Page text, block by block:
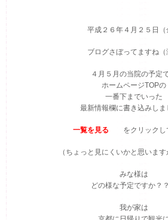
平成２６年４月２５日（
ブログさぼってますね（
４月５月の当院の予定
ホームページTOPの
一番下までいった
最新情報欄に書き込みしま
一覧を見る をクリックし
（ちょっと見にくいかと思います
みな様は
どの様な予定ですか？
我が家は